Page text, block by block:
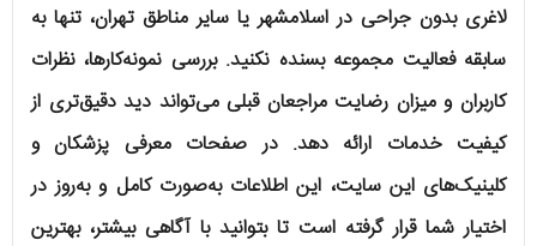
لاغری بدون جراحی در اسلامشهر یا سایر مناطق تهران، تنها به
سابقه فعالیت مجموعه بسنده نکنید. بررسی نمونه‌کارها، نظرات
کاربران و میزان رضایت مراجعان قبلی می‌تواند دید دقیق‌تری از
کیفیت خدمات ارائه دهد. در صفحات معرفی پزشکان و
کلینیک‌های این سایت، این اطلاعات به‌صورت کامل و به‌روز در
اختیار شما قرار گرفته است تا بتوانید با آگاهی بیشتر، بهترین